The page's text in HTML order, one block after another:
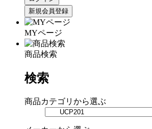
MYページ
商品検索
検索
商品カテゴリから選ぶ